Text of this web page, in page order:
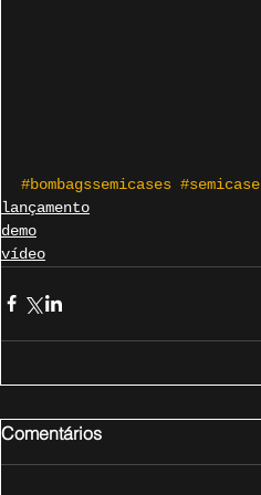
#bombagssemicases #semicase
lançamento
demo
vídeo
Comentários